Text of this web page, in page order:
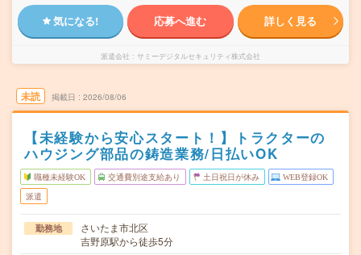
気になる! 応募へ進む 詳しく見る
派遣会社 サミーデジタルセキュリティ株式会社
未読 掲載日 2026/08/06
【未経験から安心スタート！】トラクターの
ハウジング部品の鋳造業務/日払いOK
職種未経験OK 交通費別途支給あり 土日祝日が休み WEB登録OK
派遣
勤務地
さいたま市北区
吉野原駅から徒歩5分